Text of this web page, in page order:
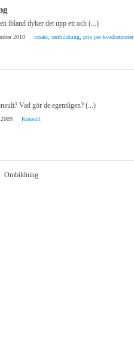
ibland dyker det upp ett och (...)
2010 insats ombildning pris per kvadratmeter
Vad gör de egentligen? (...)
Konsult
Ombildning